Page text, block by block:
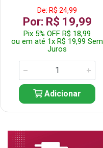
De: R$ 24,99
Por: R$ 19,99
Pix 5% OFF R$ 18,99
ou em até 1x R$ 19,99 Sem
Juros
Adicionar